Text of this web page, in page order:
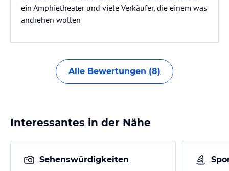
ein Amphietheater und viele Verkäufer, die einem was
andrehen wollen
Alle Bewertungen (8)
Interessantes in der Nähe
Sehenswürdigkeiten